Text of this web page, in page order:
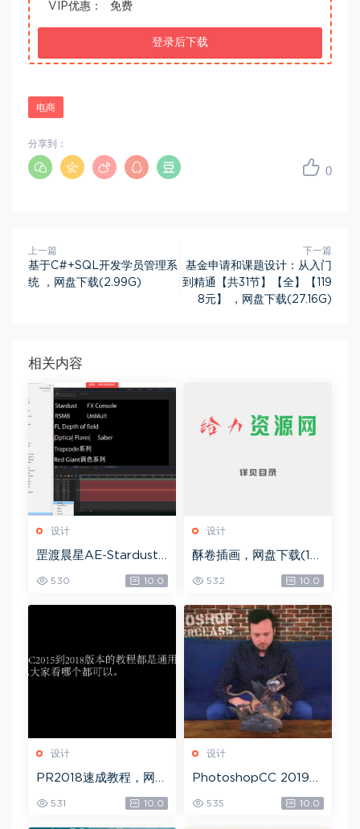
VIP优惠： 免费
登录后下载
电商
0
分享到：
上一篇
基于C#+SQL开发学员管理系
统 ，网盘下载(2.99G)
下一篇
基金申请和课题设计：从入门
到精通【共31节】【全】【119
8元】 ，网盘下载(27.16G)
相关内容
设计
罡渡晨星AE-Stardust
星尘粒子教程教学,共22
8节全套AE综合基础，
网盘下载(172.73G)
530 10.0
设计
酥卷插画，网盘下载(15.
532 10.0
设计
PR2018速成教程，网盘
531 10.0
设计
PhotoshopCC 2019
大师课，网盘下载(5.71
G)
535 10.0